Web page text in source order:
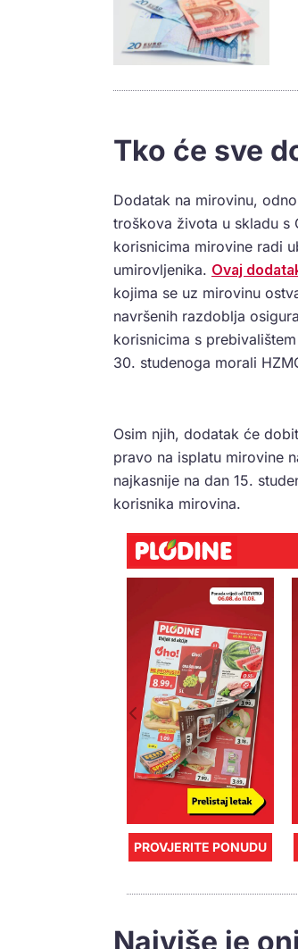
Tko će sve
Dodatak na mirovinu,
troškova života u skladu s
korisnicima mirovine radi
umirovljenika. Ovaj
kojima se uz mirovinu
navršenih razdoblja
korisnicima s
30. studenoga morali
Osim njih, dodatak će
pravo na isplatu mirovine
najkasnije na dan 15.
korisnika mirovina.
PROVJERITE PONUDU
Najviše je